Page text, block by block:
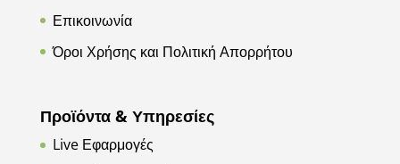
Επικοινωνία
Όροι Χρήσης και Πολιτική Απορρήτου
Προϊόντα & Υπηρεσίες
Live Εφαρμογές